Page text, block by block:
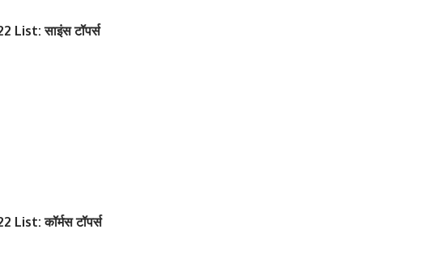
साइंस टॉपर्स
कॉर्मस टॉपर्स